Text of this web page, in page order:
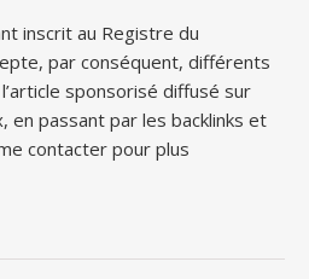
inscrit au Registre du
par conséquent, différents
sponsorisé diffusé sur
en passant par les backlinks et
contacter pour plus